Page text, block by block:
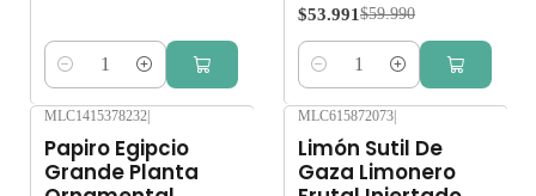
Cantidad
$53.991 $59.990
Cantidad
MLC1415378232
Papiro Egipcio
Grande Planta
MLC615872073
Limón Sutil De
Gaza Limonero